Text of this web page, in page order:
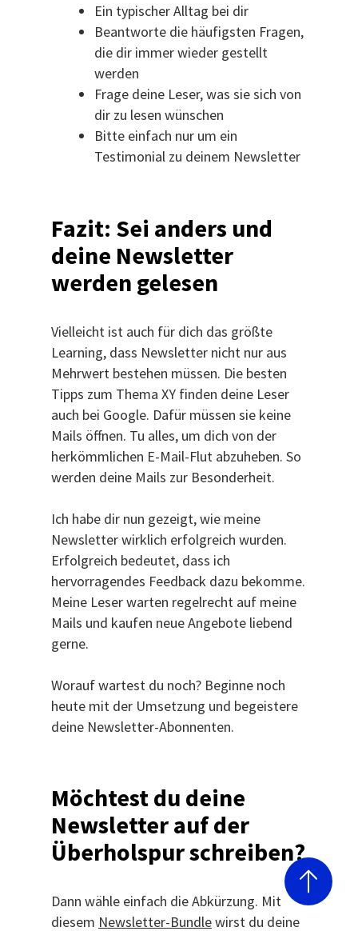
Ein typischer Alltag bei dir
Beantworte die häufigsten Fragen,
die dir immer wieder gestellt
werden
Frage deine Leser, was sie sich von
dir zu lesen wünschen
Bitte einfach nur um ein
Testimonial zu deinem Newsletter
Fazit: Sei anders und
deine Newsletter
werden gelesen
Vielleicht ist auch für dich das größte
Learning, dass Newsletter nicht nur aus
Mehrwert bestehen müssen. Die besten
Tipps zum Thema XY finden deine Leser
auch bei Google. Dafür müssen sie keine
Mails öffnen. Tu alles, um dich von der
herkömmlichen E-Mail-Flut abzuheben. So
werden deine Mails zur Besonderheit.
Ich habe dir nun gezeigt, wie meine
Newsletter wirklich erfolgreich wurden.
Erfolgreich bedeutet, dass ich
hervorragendes Feedback dazu bekomme.
Meine Leser warten regelrecht auf meine
Mails und kaufen neue Angebote liebend
gerne.
Worauf wartest du noch? Beginne noch
heute mit der Umsetzung und begeistere
deine Newsletter-Abonnenten.
Möchtest du deine
Newsletter auf der
Überholspur schreiben?
Dann wähle einfach die Abkürzung. Mit
diesem Newsletter-Bundlewirst du deine